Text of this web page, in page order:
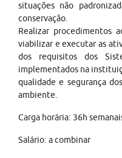
situações não
conservação.
Realizar procedimentos
viabilizar e executar as
dos requisitos dos
implementados na
qualidade e segurança
ambiente.
Carga horária: 36h
Salário: a combinar